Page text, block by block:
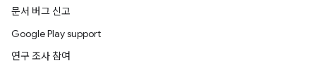
문서 버그 신고
Google Play support
연구 조사 참여